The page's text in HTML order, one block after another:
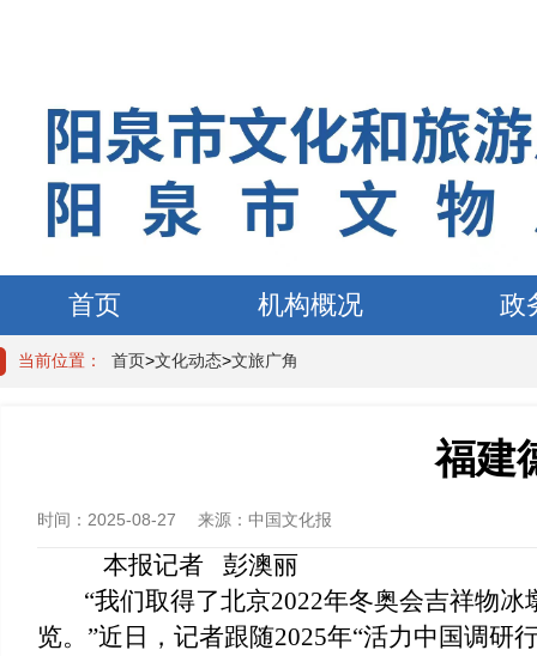
首页 机构概况 政
当前位置： 首页>文化动态>文旅广角
福建
时间： 2025-08-27 来源： 中国文化报
本报记者 彭澳丽
“我们取得了北京2022年冬奥会吉祥物
览。”近日，记者跟随2025年“活力中国调